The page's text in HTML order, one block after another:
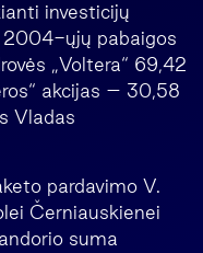
investicijų
2004-ųjų pabaigos
„Voltera“ 69,42
akcijas – 30,58
Vladas
pardavimo V.
Černiauskienei
suma